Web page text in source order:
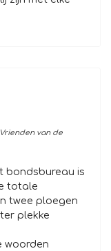
van de
bondsbureau is
totale
twee ploegen
plekke
woorden